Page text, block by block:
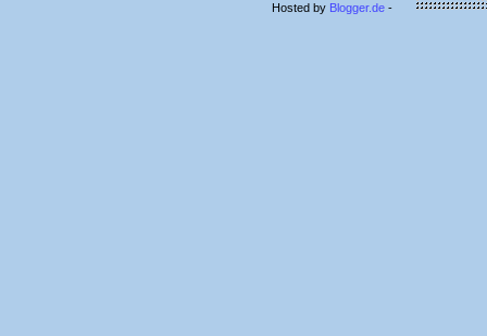
Hosted by Blogger.de -